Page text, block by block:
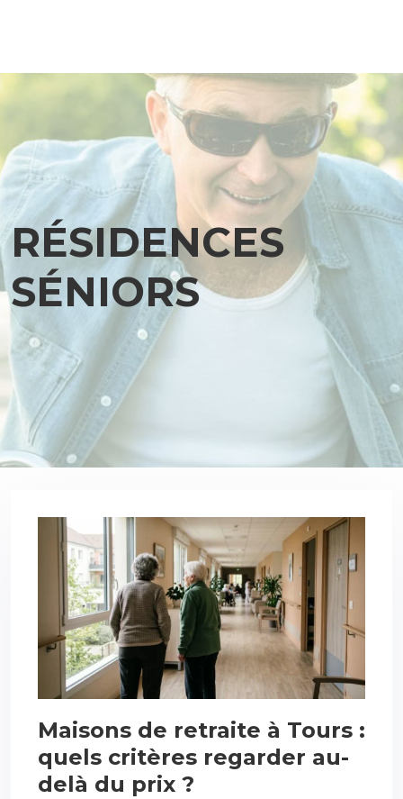
RÉSIDENCES
SÉNIORS
Maisons de retraite à Tours :
quels critères regarder au-
delà du prix ?